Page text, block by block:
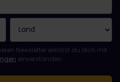
ist ein Pflichtfeld!
ist ein Fehler aufgetreten.
abonniert!
Geschäftsbedingungen zu, um
Newsletter erklärst du dich mit
einverstanden.